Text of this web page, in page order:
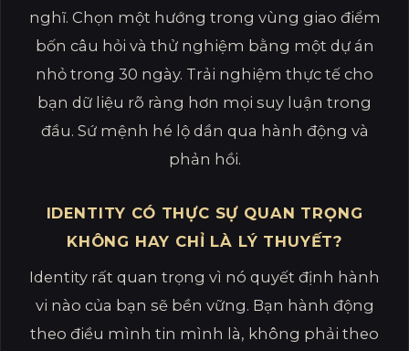
nghĩ. Chọn một hướng trong vùng giao điểm
bốn câu hỏi và thử nghiệm bằng một dự án
nhỏ trong 30 ngày. Trải nghiệm thực tế cho
bạn dữ liệu rõ ràng hơn mọi suy luận trong
đầu. Sứ mệnh hé lộ dần qua hành động và
phản hồi.
IDENTITY CÓ THỰC SỰ QUAN TRỌNG
KHÔNG HAY CHỈ LÀ LÝ THUYẾT?
Identity rất quan trọng vì nó quyết định hành
vi nào của bạn sẽ bền vững. Bạn hành động
theo điều mình tin mình là, không phải theo